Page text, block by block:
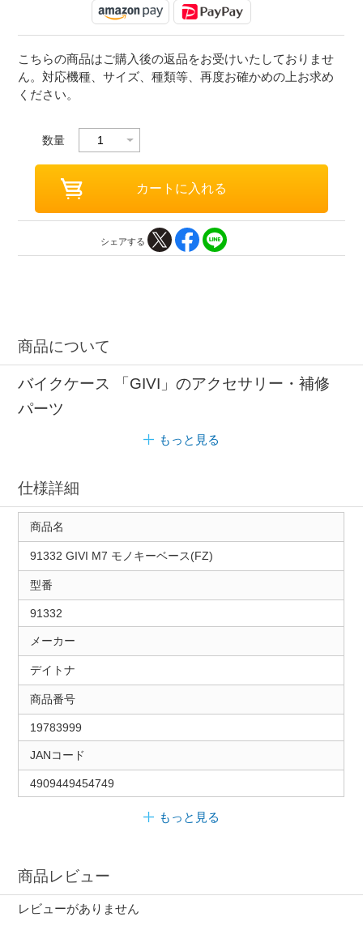
こちらの商品はご購入後の返品をお受けいたしておりませ
ん。対応機種、サイズ、種類等、再度お確かめの上お求め
ください。
数量
シェアする
商品について
バイクケース 「GIVI」のアクセサリー・補修
パーツ
もっと見る
仕様詳細
商品名
91332 GIVI M7 モノキーベース(FZ)
型番
91332
メーカー
デイトナ
商品番号
19783999
JANコード
4909449454749
もっと見る
商品レビュー
レビューがありません